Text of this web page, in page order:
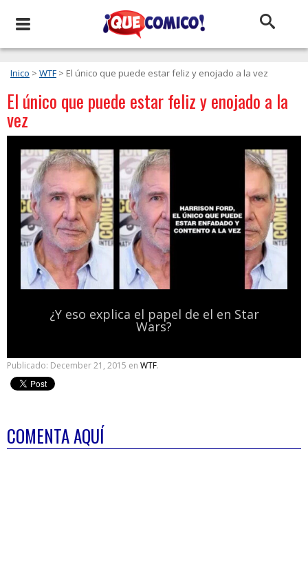
Inico > WTF > El único que puede estar feliz y enojado a la vez
El único que puede estar feliz y enojado a la
vez
¿Y eso explica el papel de el en Star
Wars?
Publicado: December 21, 2015 en WTF.
COMENTA AQUÍ